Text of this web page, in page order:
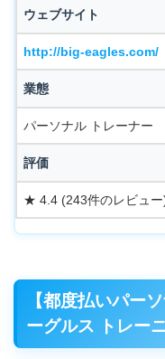
ウェブサイト
http://big-eagles.com/
業態
パーソナル トレーナー
評価
★ 4.4 (243件のレビュー
【都度払いパー
ーグルス トレー